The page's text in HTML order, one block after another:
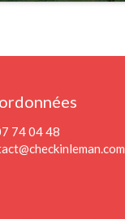
74 04 48